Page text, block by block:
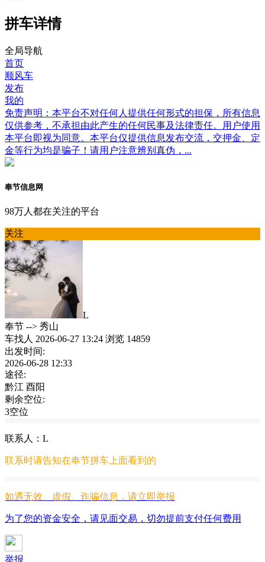
拼车详情
全局导航
首页
顺风车
发布
我的
免责声明：本平台不对任何人提供任何形式的担保，所有信息
仅供参考，不承担由此产生的任何民事及法律责任。用户使用
本平台即视为同意。本平台仅提供信息发布交流，交押金、定
金等行为均是骗子！请用户注意辨别真伪，...
奉节信息网
98万人都在关注的平台
关注
L
奉节 --> 秀山
车找人 2026-06-27 13:24 浏览 14859
出发时间:
2026-06-28 12:33
途径:
黔江 酉阳
剩余空位:
3空位
联系人：L
联系时请告知在奉节拼车 上面看到的
如遇无效、虚假、诈骗信息，请立即举报
为了您的资金安全，请见面交易，切勿提前支付任何费用
举报